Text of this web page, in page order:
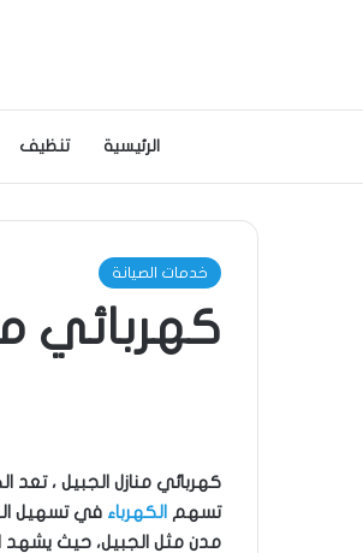
الرئيسية تنظيف
خدمات الصيانة
كهربائي
كهربائي منازل الجبيل ، تعد
تسهم الكهرباء في تسهيل
مدن مثل الجبيل، حيث يشهد